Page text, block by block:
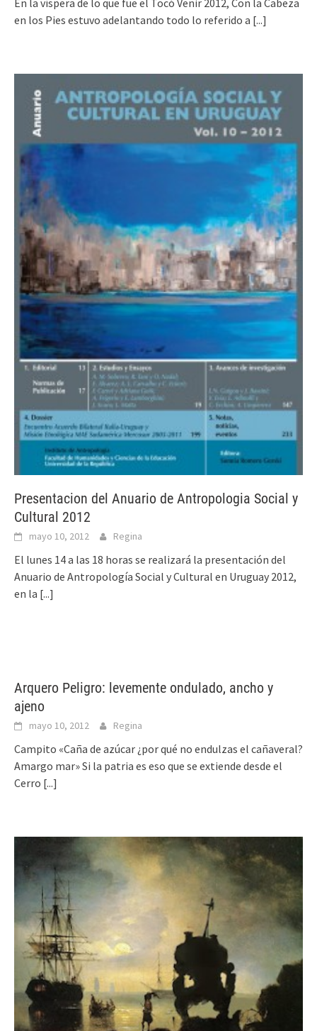
en los Pies estuvo adelantando todo lo referido a [...]
Presentacion del Anuario de Antropologia Social y
Cultural 2012
mayo 10, 2012 Regina
El lunes 14 a las 18 horas se realizará la presentación del
Anuario de Antropología Social y Cultural en Uruguay 2012,
en la [...]
Arquero Peligro: levemente ondulado, ancho y
ajeno
mayo 10, 2012 Regina
Campito «Caña de azúcar ¿por qué no endulzas el cañaveral?
Amargo mar» Si la patria es eso que se extiende desde el
Cerro [...]